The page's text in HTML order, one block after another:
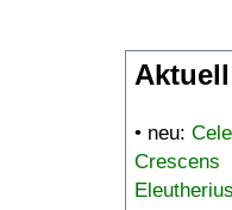
• neu:
Crescens
Eleutherius